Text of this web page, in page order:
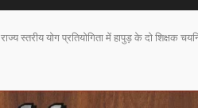
राज्य स्तरीय योग प्रतियोगिता में हापुड़ के दो शिक्षक